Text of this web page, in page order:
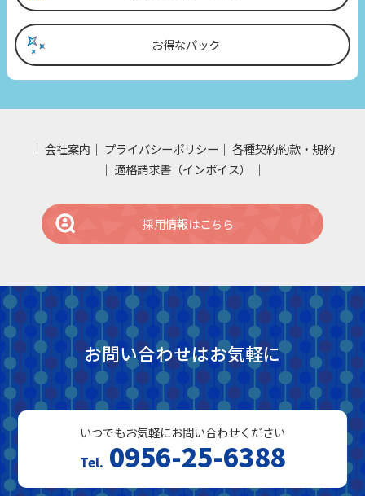
お得なパック
会社案内 プライバシーポリシー
各種契約約款・規約
適格請求書（インボイス）
採用情報はこちら
お問い合わせはお気軽に
いつでもお気軽にお問い合わせください
0956-25-6388